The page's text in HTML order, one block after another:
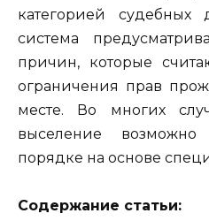
категорией судебных
система
причин, которые
ограничения прав
месте. Во многих
выселение
порядке на основе
Содержание статьи: